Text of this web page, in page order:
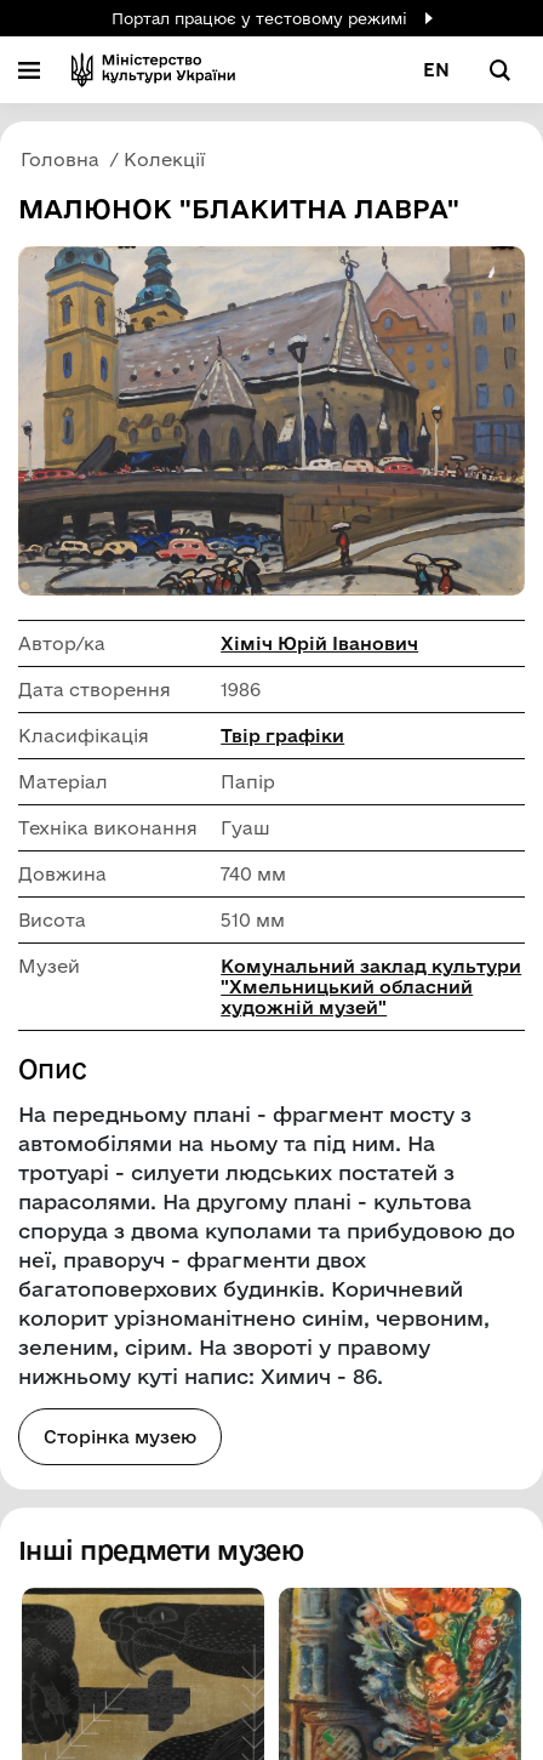
Портал працює у тестовому режимі
EN
Головна Колекції
МАЛЮНОК "БЛАКИТНА ЛАВРА"
Автор/ка Хіміч Юрій Іванович
Дата створення 1986
Класифікація Твір графіки
Матеріал Папір
Техніка виконання Гуаш
Довжина 740 мм
Висота 510 мм
Музей
Комунальний заклад культури
"Хмельницький обласний
художній музей"
Опис
На передньому плані - фрагмент мосту з
автомобілями на ньому та під ним. На
тротуарі - силуети людських постатей з
парасолями. На другому плані - культова
споруда з двома куполами та прибудовою до
неї, праворуч - фрагменти двох
багатоповерхових будинків. Коричневий
колорит урізноманітнено синім, червоним,
зеленим, сірим. На звороті у правому
нижньому куті напис: Химич - 86.
Сторінка музею
Інші предмети музею